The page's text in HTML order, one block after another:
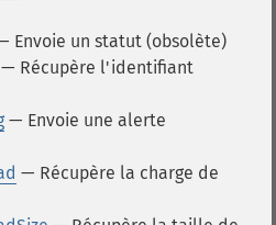
Envoie un statut (obsolète)
— Récupère l'identifiant
— Envoie une alerte
— Récupère la charge de